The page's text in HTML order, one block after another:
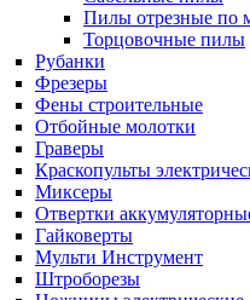
Пилы отрезные по
Торцовочные пилы
Рубанки
Фрезеры
Фены строительные
Отбойные молотки
Граверы
Краскопульты
Миксеры
Отвертки
Гайковерты
Мульти Инструмент
Штроборезы